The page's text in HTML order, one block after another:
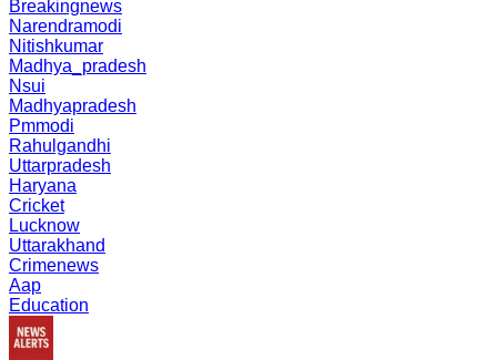
Breakingnews
Narendramodi
Nitishkumar
Madhya_pradesh
Nsui
Madhyapradesh
Pmmodi
Rahulgandhi
Uttarpradesh
Haryana
Cricket
Lucknow
Uttarakhand
Crimenews
Aap
Education